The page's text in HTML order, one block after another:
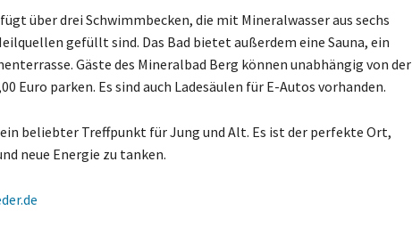
über drei Schwimmbecken, die mit Mineralwasser aus sechs
gefüllt sind. Das Bad bietet außerdem eine Sauna, ein
Gäste des Mineralbad Berg können unabhängig von der
Euro parken. Es sind auch Ladesäulen für E-Autos vorhanden.
beliebter Treffpunkt für Jung und Alt. Es ist der perfekte Ort,
neue Energie zu tanken.